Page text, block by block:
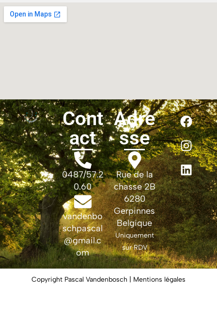
Cont
act
0487/57.2
0.60
vandenbo
schpascal
@gmail.c
om
Adre
sse
Rue de la
chasse 2B
6280
Gerpinnes
Belgique
Uniquement
sur RDV
Copyright Pascal Vandenbosch | Mentions légales